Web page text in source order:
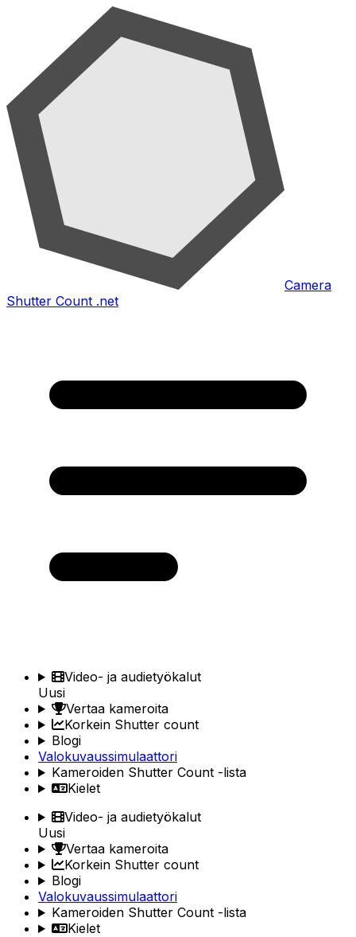
Camera
Shutter Count .net
Video- ja audietyökalut
Uusi
Vertaa kameroita
Korkein Shutter count
Blogi
Valokuvaussimulaattori
Kameroiden Shutter Count -lista
Kielet
Video- ja audietyökalut
Uusi
Vertaa kameroita
Korkein Shutter count
Blogi
Valokuvaussimulaattori
Kameroiden Shutter Count -lista
Kielet